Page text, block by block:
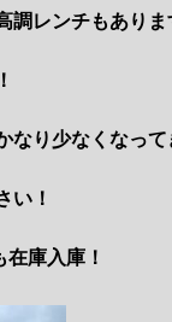
調レンチもありま
なり少なくなっ
い！
庫入庫！